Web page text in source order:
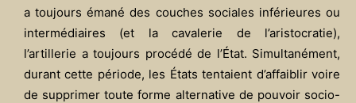
a toujours émané des couches sociales inférieures ou
intermédiaires (et la cavalerie de l’aristocratie),
l’artillerie a toujours procédé de l’État. Simultanément,
durant cette période, les États tentaient d’affaiblir voire
de supprimer toute forme alternative de pouvoir socio-